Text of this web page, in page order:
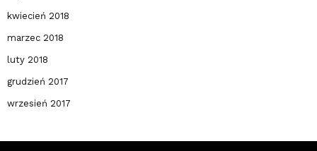
kwiecień 2018
marzec 2018
luty 2018
grudzień 2017
wrzesień 2017